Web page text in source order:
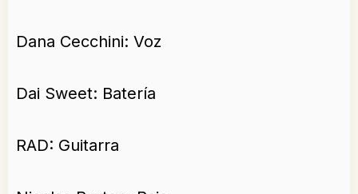
Dana Cecchini: Voz
Dai Sweet: Batería
RAD: Guitarra